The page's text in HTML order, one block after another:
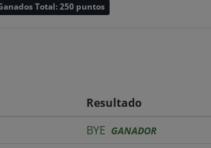
Total: 250 puntos
Resultado
BYE GANADOR